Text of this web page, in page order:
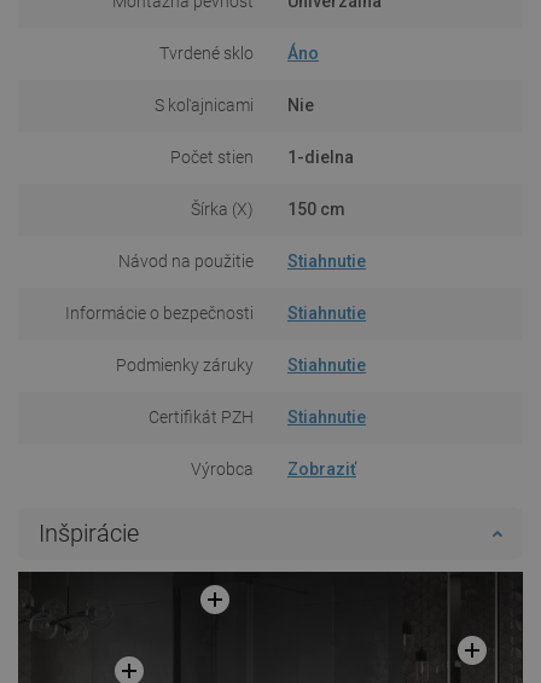
Tvrdené sklo Áno
S koľajnicami Nie
Počet stien 1-dielna
Šírka (X) 150 cm
Návod na použitie Stiahnutie
Informácie o bezpečnosti Stiahnutie
Podmienky záruky Stiahnutie
Certifikát PZH Stiahnutie
Výrobca Zobraziť
Inšpirácie